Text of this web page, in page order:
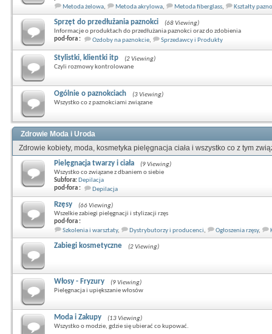
Metoda żelowa, Metoda akrylowa, Metoda fiberglass, Kształty
Sprzęt do przedłużania paznokci
(68 Viewing)
Informacje o produktach do przedłużania paznokci oraz do zdobienia
pod-fora :
Ozdoby na paznokcie, Sprzedawcy i Produkty
Stylistki, klientki itp
(2 Viewing)
Czyli rozmowy kontrolowane
Ogólnie o paznokciach
(3 Viewing)
Wszystko co z paznokciami związane
Zdrowie Moda i Uroda
Zdrowie kobiety, moda, kosmetyka pielęgnacja ciała i wszystko co z tym
Pielęgnacja twarzy i ciała
(9 Viewing)
Wszystko co związane z dbaniem o siebie
Subfora: Depilacja
pod-fora :
Depilacja
Rzęsy
(66 Viewing)
Wszelkie zabiegi pielęgnacji i stylizacji rzęs
pod-fora :
Szkolenia i warsztaty, Dystrybutorzy i producenci, Ogłoszenia rzęsy,
Zabiegi kosmetyczne (2 Viewing)
Włosy - Fryzury
(9 Viewing)
Pielęgnacja i upiększanie włosów
Moda i Zakupy
(13 Viewing)
Wszystko o modzie, gdzie się ubierać co kupować.